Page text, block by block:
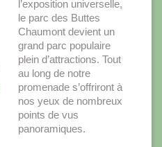
l’exposition universelle,
le parc des Buttes
Chaumont devient un
grand parc populaire
plein d’attractions. Tout
au long de notre
promenade s’offriront à
nos yeux de nombreux
points de vus
panoramiques.